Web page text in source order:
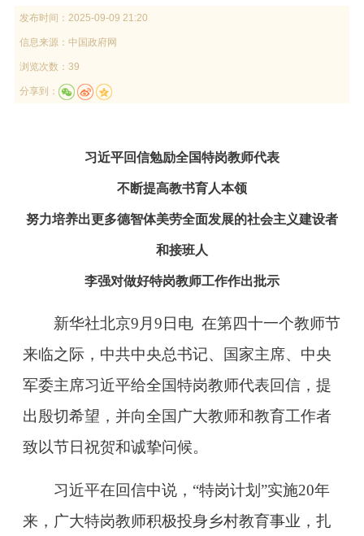
发布时间： 2025-09-09 21:20
信息来源： 中国政府网
浏览次数：39
分享到：
习近平回信勉励全国特岗教师代表
不断提高教书育人本领
努力培养出更多德智体美劳全面发展的社会主义建设者
和接班人
李强对做好特岗教师工作作出批示
新华社北京9月9日电 在第四十一个教师节
来临之际，中共中央总书记、国家主席、中央
军委主席习近平给全国特岗教师代表回信，提
出殷切希望，并向全国广大教师和教育工作者
致以节日祝贺和诚挚问候。
习近平在回信中说，“特岗计划”实施20年
来，广大特岗教师积极投身乡村教育事业，扎